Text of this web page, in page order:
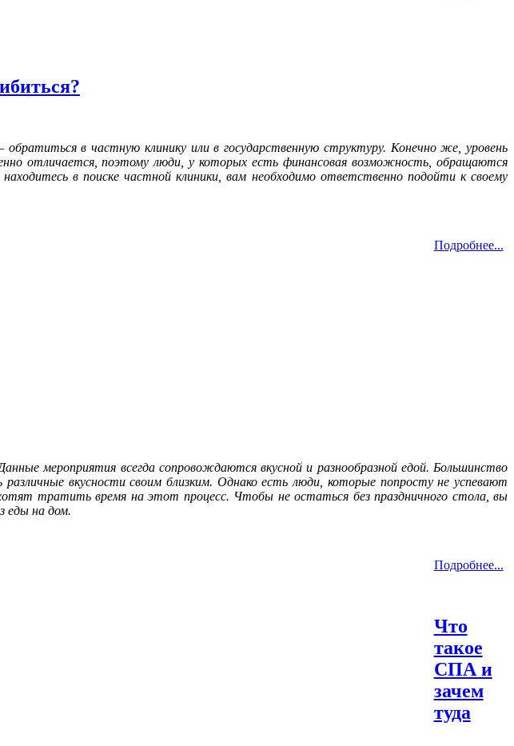
в частную клинику или в государственную структуру. Конечно же, уровень
отличается, поэтому люди, у которых есть финансовая возможность, обращаются
в поиске частной клиники, вам необходимо ответственно подойти к своему
Подробнее...
мероприятия всегда сопровождаются вкусной и разнообразной едой. Большинство
вкусности своим близким. Однако есть люди, которые попросту не успевают
тратить время на этот процесс. Чтобы не остаться без праздничного стола, вы
еды на дом.
Подробнее...
Что
такое
СПА и
зачем
туда